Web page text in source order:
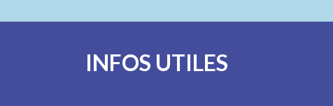
INFOS UTILES